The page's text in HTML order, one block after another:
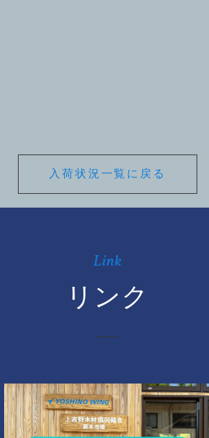
入荷状況一覧に戻る
Link
リンク